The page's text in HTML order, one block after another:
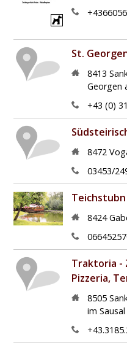
St.
8413
Georgen
+43 (0)
8472
03453/
8424
Traktoria -
Pizzeria,
8505
im